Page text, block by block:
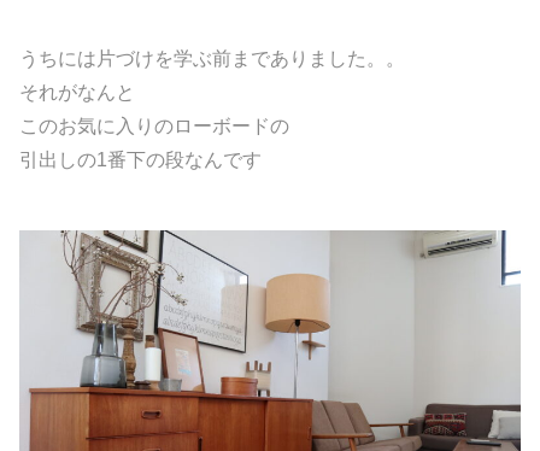
うちには片づけを学ぶ前までありました。。
それがなんと
このお気に入りのローボードの
引出しの1番下の段なんです